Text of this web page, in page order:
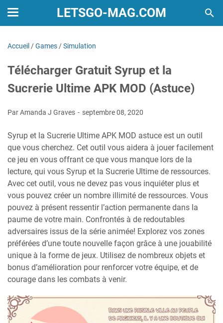
LETSGO-MAG.COM
Accueil /Games /Simulation
Télécharger Gratuit Syrup et la
Sucrerie Ultime APK MOD (Astuce)
Par Amanda J Graves septembre 08, 2020
Syrup et la Sucrerie Ultime APK MOD astuce est un outil
que vous cherchez. Cet outil vous aidera à jouer facilement
ce jeu en vous offrant ce que vous manque lors de la
lecture, qui vous Syrup et la Sucrerie Ultime de ressources.
Avec cet outil, vous ne devez pas vous inquiéter plus et
vous pouvez créer un nombre illimité de ressources. Vous
pouvez à présent ressentir l’action permanente dans la
paume de votre main. Confrontés à de redoutables
adversaires issus de la série animée! Explorez vos zones
préférées d’une toute nouvelle façon grâce à une jouabilité
unique à la forme de jeux. Utilisez de nombreux objets et
bonus d’amélioration pour renforcer votre équipe, et de
courage dans les combats à venir.